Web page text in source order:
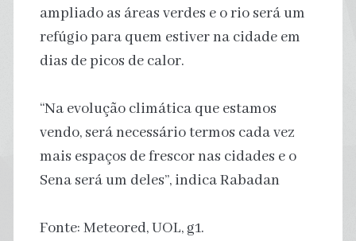
ampliado as áreas verdes e o rio será um
refúgio para quem estiver na cidade em
dias de picos de calor.
“Na evolução climática que estamos
vendo, será necessário termos cada vez
mais espaços de frescor nas cidades e o
Sena será um deles”, indica Rabadan
Fonte: Meteored, UOL, g1.